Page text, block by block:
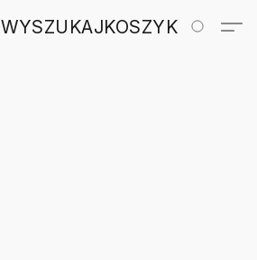
WYSZUKAJKOSZYK